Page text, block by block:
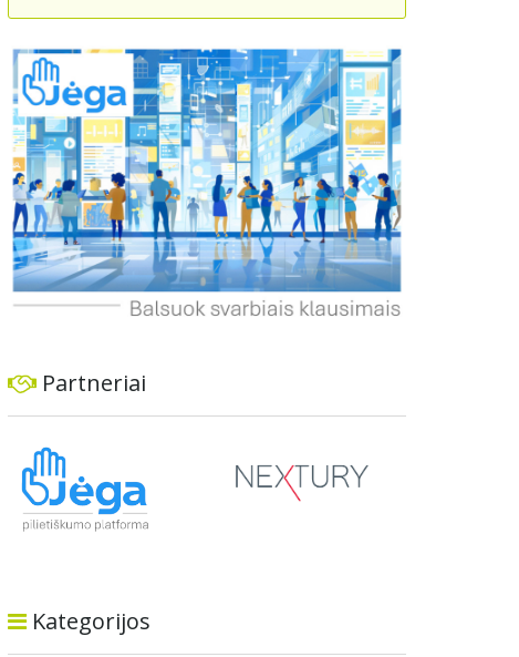
plėtrą bei darnų judumą, suteikdamas daugiau
susisiekimo galimybių tiek automobiliams, tiek
viešajam transportui, pėstiesiems ir
dviratininkams. Gyventojai ragina atlikti techninę,
ekonominę ir transporto analizę, organizuoti
viešas konsultacijas ir integruoti projektą į
ilgalaikius miesto planus, siekiant užtikrinti
transporto sistemos patikimumą ir prisitaikymą
prie sparčiai augančio miesto poreikių.
Partneriai
Kategorijos